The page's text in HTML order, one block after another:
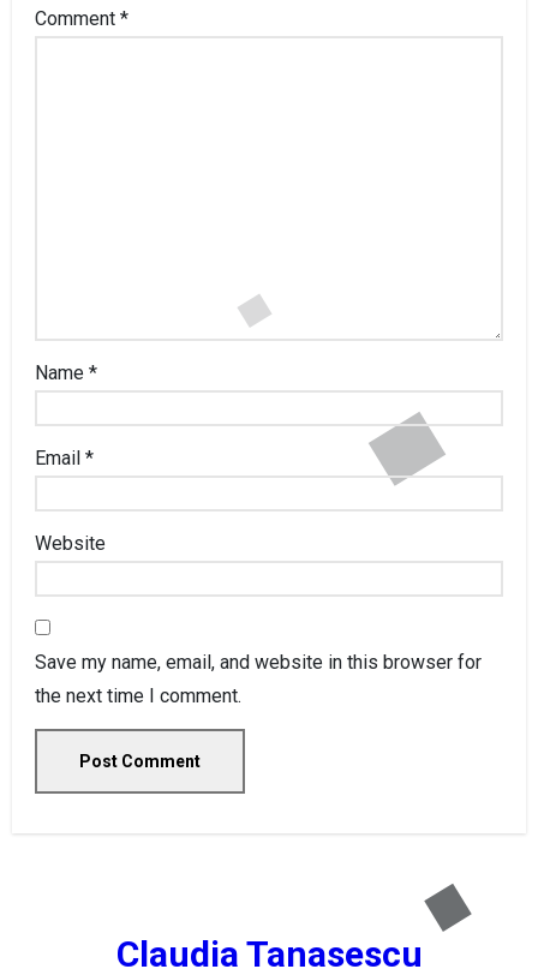
Comment*
Name*
Email*
Website
Save my name, email, and website in this browser for
the next time I comment.
Claudia Tanasescu